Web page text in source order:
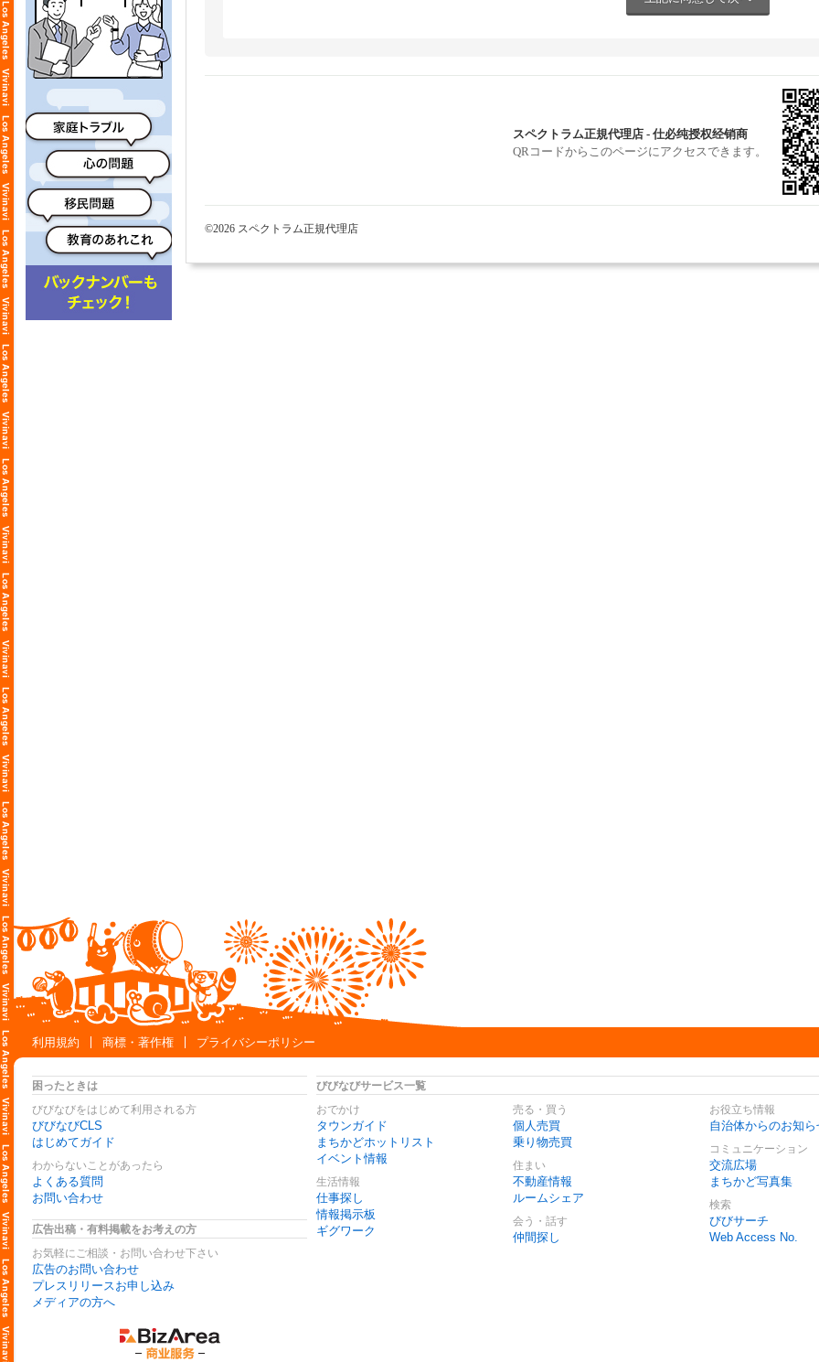
スペクトラム正規代理店 - 仕必纯授权经销商
QRコードからこのページにアクセスできます。
©2026 スペクトラム正規代理店
利用規約
商標・著作権 プライバシーポリシー
困ったときは
びびなびをはじめて利用される方
びびなびCLS
はじめてガイド
わからないことがあったら
よくある質問
お問い合わせ
広告出稿・有料掲載をお考えの方
お気軽にご相談・お問い合わせ下さい
広告のお問い合わせ
プレスリリースお申し込み
メディアの方へ
びびなびサービス一覧
おでかけ
タウンガイド
まちかどホットリスト
イベント情報
生活情報
仕事探し
情報掲示板
ギグワーク
売る・買う
個人売買
乗り物売買
住まい
不動産情報
ルームシェア
会う・話す
仲間探し
お役立ち情報
自治体からのお知ら
コミュニケーション
交流広場
まちかど写真集
検索
びびサーチ
Web Access No.